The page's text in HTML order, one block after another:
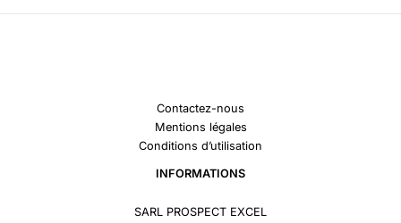
Contactez-nous
Mentions légales
Conditions d’utilisation
INFORMATIONS
SARL PROSPECT EXCEL